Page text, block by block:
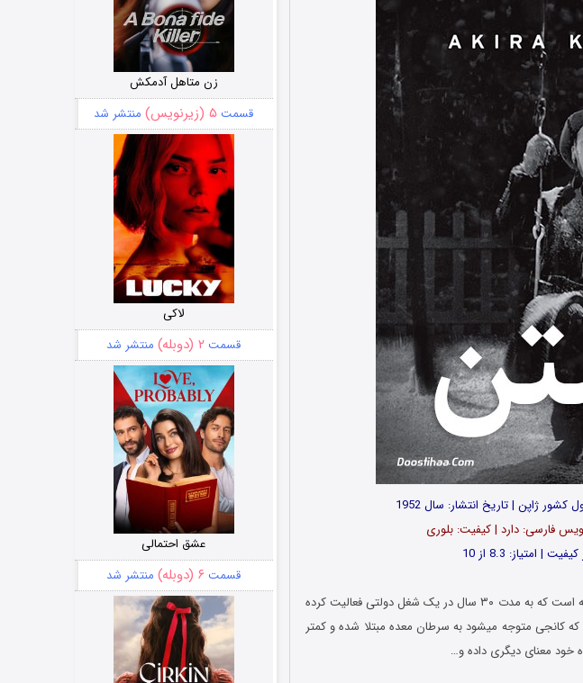
ژاپن | تاریخ انتشار: سال 1952
فیلم تماشایی زیستن Ikiru 1952 در مورد مردی یه نام کانجی واتانابه است که به مدت ۳۰ سال در یک شغل دولتی فعالیت کرده
کانجی متوجه میشود به سرطان معده مبتلا شده و کمتر
خود معنای دیگری داده و…
زن متاهل آدمکش
قسمت ۵ (زیرنویس) منتشر شد
لاکی
قسمت ۲ (دوبله) منتشر شد
عشق احتمالی
قسمت ۶ (دوبله) منتشر شد